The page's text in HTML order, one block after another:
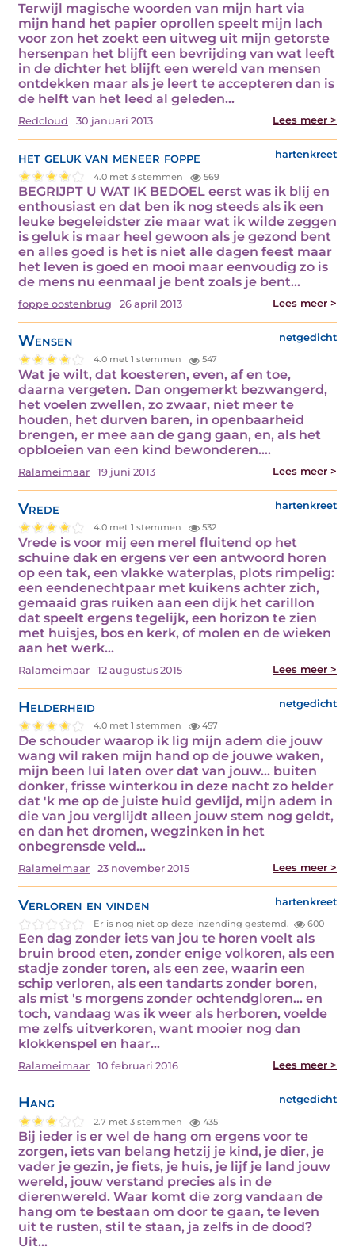
Terwijl magische woorden van mijn hart via
mijn hand het papier oprollen speelt mijn lach
voor zon het zoekt een uitweg uit mijn getorste
hersenpan het blijft een bevrijding van wat leeft
in de dichter het blijft een wereld van mensen
ontdekken maar als je leert te accepteren dan is
de helft van het leed al geleden…
Redcloud 30 januari 2013 Lees meer >
het geluk van meneer foppe hartenkreet
4.0 met 3 stemmen 569
BEGRIJPT U WAT IK BEDOEL eerst was ik blij en
enthousiast en dat ben ik nog steeds als ik een
leuke begeleidster zie maar wat ik wilde zeggen
is geluk is maar heel gewoon als je gezond bent
en alles goed is het is niet alle dagen feest maar
het leven is goed en mooi maar eenvoudig zo is
de mens nu eenmaal je bent zoals je bent…
foppe oostenbrug 26 april 2013 Lees meer >
Wensen netgedicht
4.0 met 1 stemmen 547
Wat je wilt, dat koesteren, even, af en toe,
daarna vergeten. Dan ongemerkt bezwangerd,
het voelen zwellen, zo zwaar, niet meer te
houden, het durven baren, in openbaarheid
brengen, er mee aan de gang gaan, en, als het
opbloeien van een kind bewonderen.…
Ralameimaar 19 juni 2013 Lees meer >
Vrede hartenkreet
4.0 met 1 stemmen 532
Vrede is voor mij een merel fluitend op het
schuine dak en ergens ver een antwoord horen
op een tak, een vlakke waterplas, plots rimpelig:
een eendenechtpaar met kuikens achter zich,
gemaaid gras ruiken aan een dijk het carillon
dat speelt ergens tegelijk, een horizon te zien
met huisjes, bos en kerk, of molen en de wieken
aan het werk…
Ralameimaar 12 augustus 2015 Lees meer >
Helderheid netgedicht
4.0 met 1 stemmen 457
De schouder waarop ik lig mijn adem die jouw
wang wil raken mijn hand op de jouwe waken,
mijn been lui laten over dat van jouw... buiten
donker, frisse winterkou in deze nacht zo helder
dat 'k me op de juiste huid gevlijd, mijn adem in
die van jou verglijdt alleen jouw stem nog geldt,
en dan het dromen, wegzinken in het
onbegrensde veld…
Ralameimaar 23 november 2015 Lees meer >
Verloren en vinden hartenkreet
Er is nog niet op deze inzending gestemd. 600
Een dag zonder iets van jou te horen voelt als
bruin brood eten, zonder enige volkoren, als een
stadje zonder toren, als een zee, waarin een
schip verloren, als een tandarts zonder boren,
als mist 's morgens zonder ochtendgloren... en
toch, vandaag was ik weer als herboren, voelde
me zelfs uitverkoren, want mooier nog dan
klokkenspel en haar…
Ralameimaar 10 februari 2016 Lees meer >
Hang netgedicht
2.7 met 3 stemmen 435
Bij ieder is er wel de hang om ergens voor te
zorgen, iets van belang hetzij je kind, je dier, je
vader je gezin, je fiets, je huis, je lijf je land jouw
wereld, jouw verstand precies als in de
dierenwereld. Waar komt die zorg vandaan de
hang om te bestaan om door te gaan, te leven
uit te rusten, stil te staan, ja zelfs in de dood?
Uit…